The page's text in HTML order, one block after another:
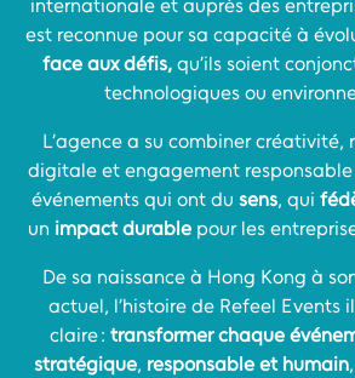
internationale et auprès des
est reconnue pour sa capacité à
face aux défis,qu’ils soient
technologiques ou
L’agence a su combiner créativité,
digitale et engagement responsable
événements qui ont du sens, qui
un impact durable pour les
De sa naissance à Hong Kong à
actuel, l’histoire de Refeel Events
claire : transformer chaque
stratégique, responsable et humain